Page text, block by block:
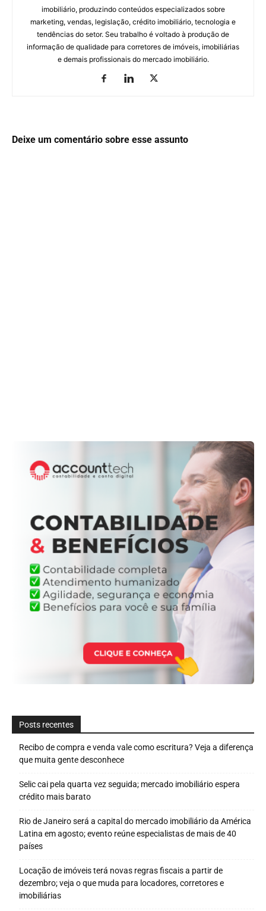
imobiliário, produzindo conteúdos especializados sobre
marketing, vendas, legislação, crédito imobiliário, tecnologia e
tendências do setor. Seu trabalho é voltado à produção de
informação de qualidade para corretores de imóveis, imobiliárias
e demais profissionais do mercado imobiliário.
Deixe um comentário sobre esse assunto
Posts recentes
Recibo de compra e venda vale como escritura? Veja a diferença
que muita gente desconhece
Selic cai pela quarta vez seguida; mercado imobiliário espera
crédito mais barato
Rio de Janeiro será a capital do mercado imobiliário da América
Latina em agosto; evento reúne especialistas de mais de 40
países
Locação de imóveis terá novas regras fiscais a partir de
dezembro; veja o que muda para locadores, corretores e
imobiliárias